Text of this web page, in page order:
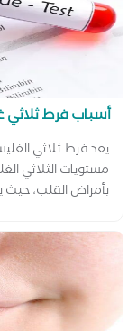
أسباب فرط ثلاثي
يعد فرط ثلاثي
مستويات الثلاثي
بأمراض القلب، حيث